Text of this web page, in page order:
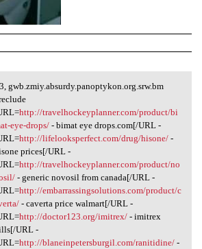
gwb.zmiy.absurdy.panoptykon.org.srw.bm
http://travelhockeyplanner.com/product/bi
eye-drops/- bimat eye drops.com[/URL -
http://lifelooksperfect.com/drug/hisone/-
prices[/URL -
http://travelhockeyplanner.com/product/no
- generic novosil from canada[/URL -
http://embarrassingsolutions.com/product/c
- caverta price walmart[/URL -
http://doctor123.org/imitrex/- imitrex
URL -
http://blaneinpetersburgil.com/ranitidine/-